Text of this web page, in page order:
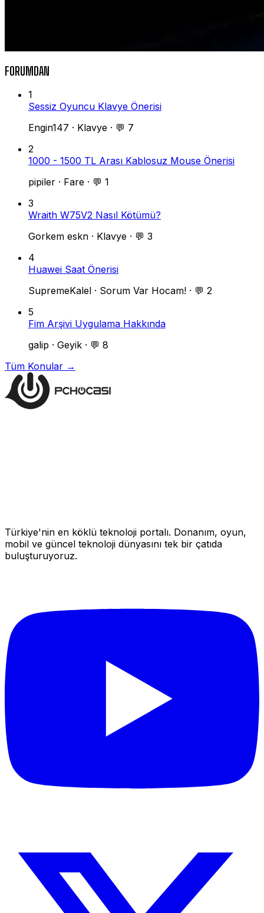
FORUMDAN
1
Sessiz Oyuncu Klavye Önerisi
Engin147 · Klavye · 💬 7
2
1000 - 1500 TL Arası Kablosuz Mouse Önerisi
pipiler · Fare · 💬 1
3
Wraith W75V2 Nasıl Kötümü?
Gorkem eskn · Klavye · 💬 3
4
Huawei Saat Önerisi
SupremeKalel · Sorum Var Hocam! · 💬 2
5
Fim Arşivi Uygulama Hakkında
galip · Geyik · 💬 8
Tüm Konular →
Türkiye'nin en köklü teknoloji portalı. Donanım, oyun,
mobil ve güncel teknoloji dünyasını tek bir çatıda
buluşturuyoruz.